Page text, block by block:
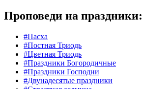
Проповеди на праздники:
#Пасха
#Постная Триодь
#Цветная Триодь
#Праздники Богородичные
#Праздники Господни
#Двунадесятые праздники